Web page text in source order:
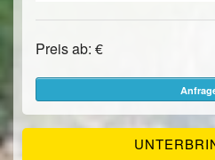
Preis ab: €